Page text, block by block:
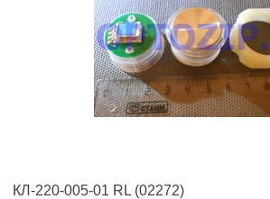
КЛ-220-005-01 RL (02272)